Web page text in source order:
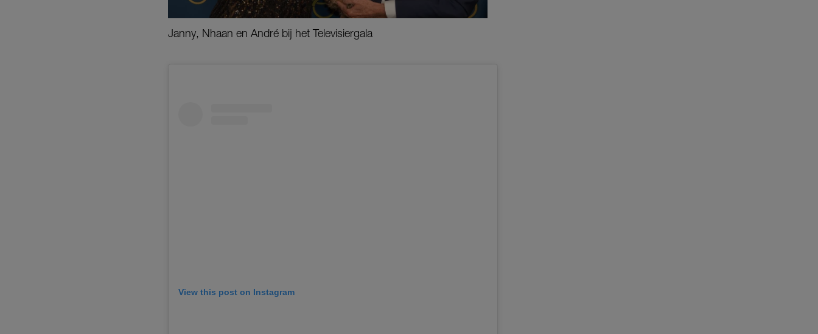
Janny, Nhaan en André bij het Televisiergala
View this post on Instagram